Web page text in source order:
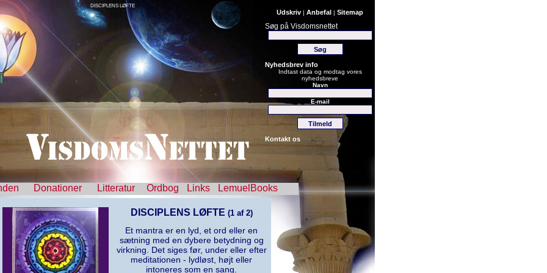
Udskriv | Anbefal | Sitemap
Søg på Visdomsnettet
Nyhedsbrev info
Indtast data og modtag vores
nyhedsbreve
Navn
E-mail
Kontakt os
DISCIPLENS LØFTE
Donationer Litteratur Ordbog Links LemuelBooks
DISCIPLENS LØFTE (1 af 2)
Et mantra er en lyd, et ord eller en
sætning med en dybere betydning og
virkning. Det siges før, under eller efter
meditationen - lydløst, højt eller
intoneres som en sang.